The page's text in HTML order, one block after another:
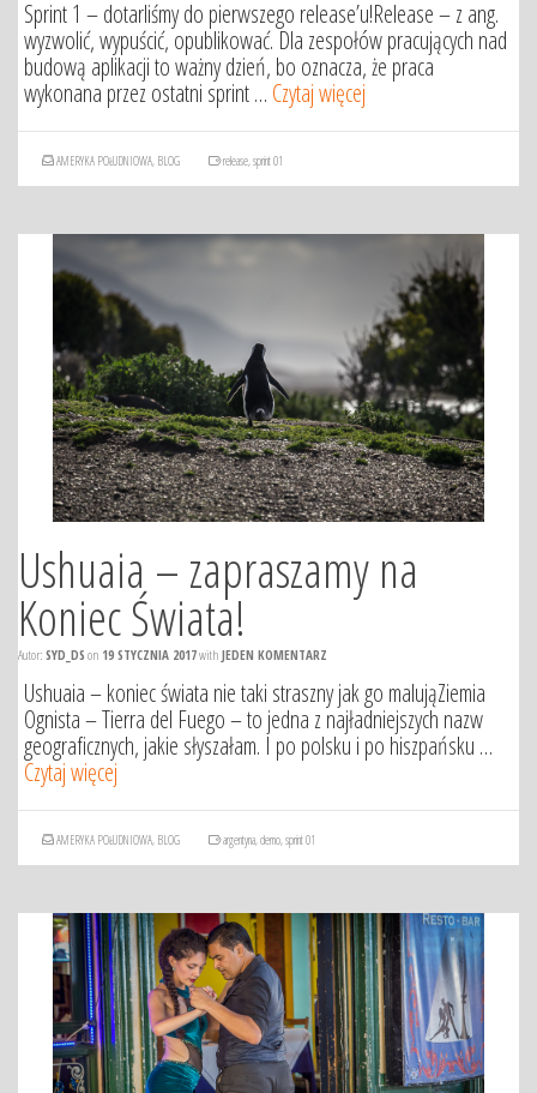
Sprint 1 – dotarliśmy do pierwszego release’u!Release – z ang.
wyzwolić, wypuścić, opublikować. Dla zespołów pracujących nad
budową aplikacji to ważny dzień, bo oznacza, że praca
wykonana przez ostatni sprint … Czytaj więcej
AMERYKA POŁUDNIOWA, BLOG release,sprint 01
Ushuaia – zapraszamy na
Koniec Świata!
Autor: SYD_DS on 19 STYCZNIA 2017with JEDEN KOMENTARZ
Ushuaia – koniec świata nie taki straszny jak go malująZiemia
Ognista – Tierra del Fuego – to jedna z najładniejszych nazw
geograficznych, jakie słyszałam. I po polsku i po hiszpańsku …
Czytaj więcej
AMERYKA POŁUDNIOWA, BLOG argentyna,demo,sprint 01